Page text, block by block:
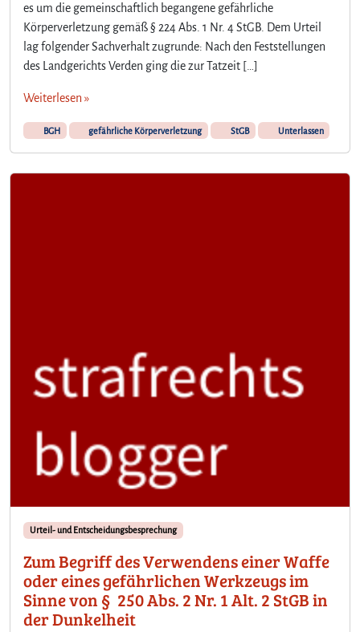
es um die gemeinschaftlich begangene gefährliche
Körperverletzung gemäß § 224 Abs. 1 Nr. 4 StGB. Dem Urteil
lag folgender Sachverhalt zugrunde: Nach den Feststellungen
des Landgerichts Verden ging die zur Tatzeit […]
Weiterlesen »
BGH gefährliche Körperverletzung StGB Unterlassen
Urteil- und Entscheidungsbesprechung
Zum Begriff des Verwendens einer Waffe
oder eines gefährlichen Werkzeugs im
Sinne von § 250 Abs. 2 Nr. 1 Alt. 2 StGB in
der Dunkelheit